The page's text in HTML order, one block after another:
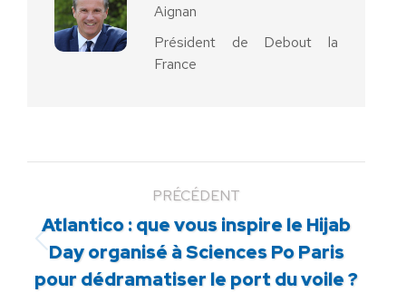
Aignan
Président de Debout la
France
PRÉCÉDENT
Article
précédent
:
Atlantico : que vous inspire le Hijab
Day organisé à Sciences Po Paris
pour dédramatiser le port du voile ?